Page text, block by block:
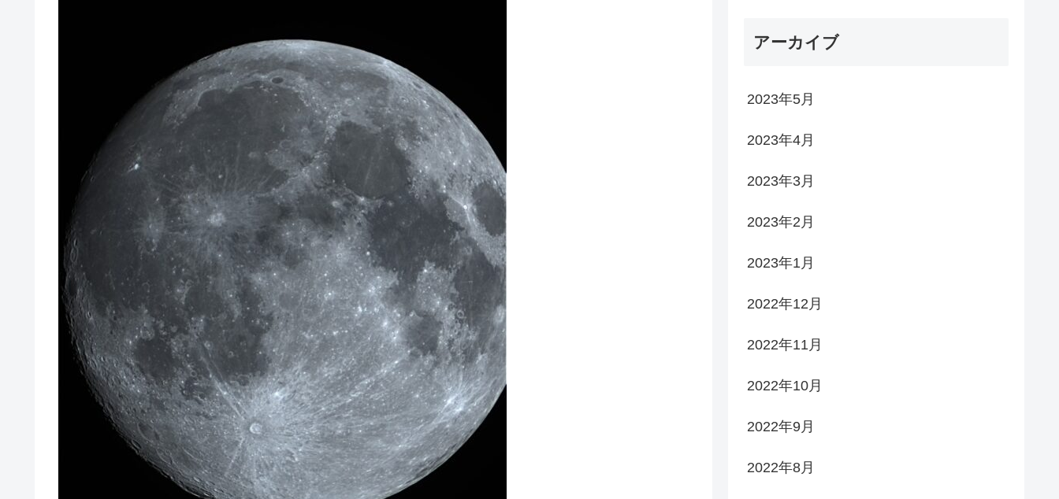
アーカイブ
2023年5月
2023年4月
2023年3月
2023年2月
2023年1月
2022年12月
2022年11月
2022年10月
2022年9月
2022年8月